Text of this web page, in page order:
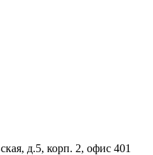
д.5, корп. 2, офис 401